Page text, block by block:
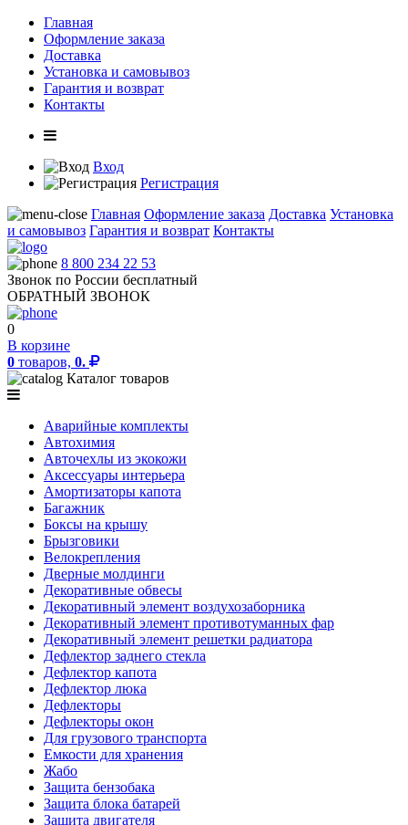
Главная
Оформление заказа
Доставка
Установка и самовывоз
Гарантия и возврат
Контакты
Вход
Регистрация
Главная Оформление заказа Доставка Установка
и самовывоз Гарантия и возврат Контакты
8 800 234 22 53
Звонок по России бесплатный
ОБРАТНЫЙ ЗВОНОК
0
В корзине
0 товаров, 0.
Каталог товаров
Аварийные комплекты
Автохимия
Авточехлы из экокожи
Аксессуары интерьера
Амортизаторы капота
Багажник
Боксы на крышу
Брызговики
Велокрепления
Дверные молдинги
Декоративные обвесы
Декоративный элемент воздухозаборника
Декоративный элемент противотуманных фар
Декоративный элемент решетки радиатора
Дефлектор заднего стекла
Дефлектор капота
Дефлектор люка
Дефлекторы
Дефлекторы окон
Для грузового транспорта
Емкости для хранения
Жабо
Защита бензобака
Защита блока батарей
Защита двигателя